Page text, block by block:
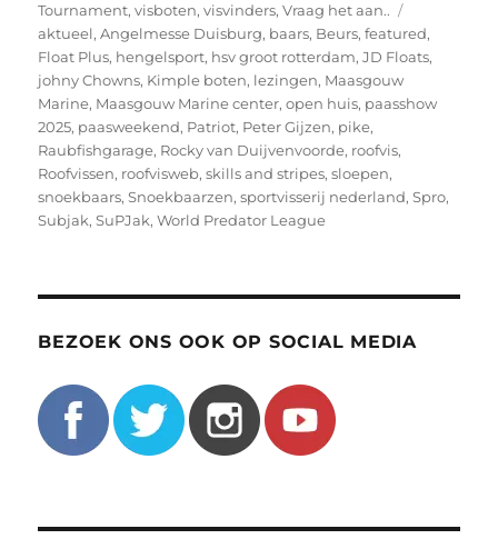
Tournament,visboten,visvinders,Vraag het aan..
aktueel,Angelmesse Duisburg, baars, Beurs,featured,
Float Plus, hengelsport, hsv groot rotterdam,JD Floats,
johny Chowns, Kimple boten, lezingen, Maasgouw
Marine, Maasgouw Marine center,open huis, paasshow
2025, paasweekend, Patriot, Peter Gijzen, pike,
Raubfishgarage, Rocky van Duijvenvoorde, roofvis,
Roofvissen, roofvisweb,skills and stripes,sloepen,
snoekbaars,Snoekbaarzen,sportvisserij nederland,Spro,
Subjak,SuPJak,World Predator League
BEZOEK ONS OOK OP SOCIAL MEDIA